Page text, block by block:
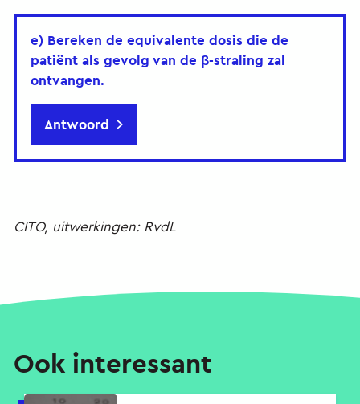
e) Bereken de equivalente dosis die de
patiënt als gevolg van de β-straling zal
ontvangen.
Antwoord
CITO, uitwerkingen: RvdL
Ook interessant